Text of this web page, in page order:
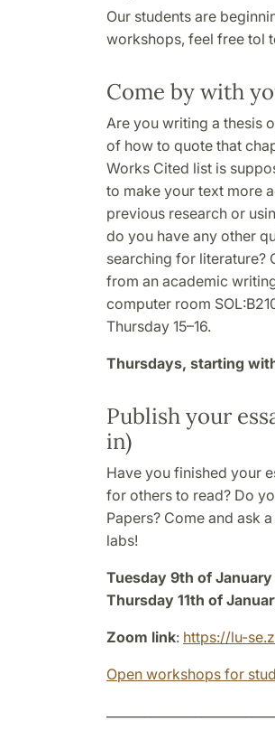
Our students are
workshops, feel free tol
Come by with
Are you writing a thesis
of how to quote that
Works Cited list is
to make your text more
previous research or
do you have any other
searching for literature?
from an academic
computer room
Thursday 15–16.
Thursdays, starting
Publish your
in)
Have you finished your
for others to read? Do
Papers? Come and ask
labs!
Tuesday 9th of
Thursday 11th of
Zoom link: https://lu-
Open workshops for